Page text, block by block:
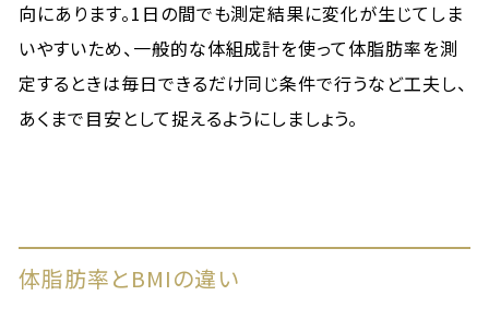
向にあります。1日の間でも測定結果に変化が生じてしま
いやすいため、一般的な体組成計を使って体脂肪率を測
定するときは毎日できるだけ同じ条件で行うなど工夫し、
あくまで目安として捉えるようにしましょう。
体脂肪率とBMIの違い